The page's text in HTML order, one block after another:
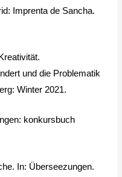
Imprenta de Sancha.
und die Problematik
Winter 2021.
konkursbuch
In: Überseezungen.